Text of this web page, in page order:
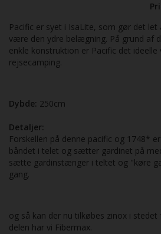
Pacific er syet i IsaLite, som gør det
være den ydre belægning. På grund af
enkle konstruktion er Pacific det ideelle
rejsecamping.
Dybde: 250cm
Detaljer:
Forskellen på denne pacific og 1748*
båndet i telet og sætter gardinet på
sætte gardinstænger i teltet og "køre
gang.
og så kan der nu tilkøbes zinox i
delen har vi Fibermax.